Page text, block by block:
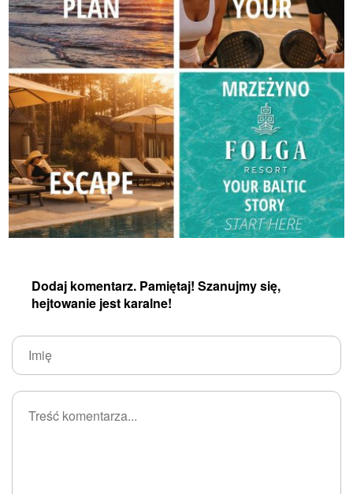
Dodaj komentarz. Pamiętaj! Szanujmy się,
hejtowanie jest karalne!